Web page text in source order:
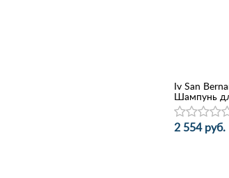
Iv San
Шампунь
2 554 руб.